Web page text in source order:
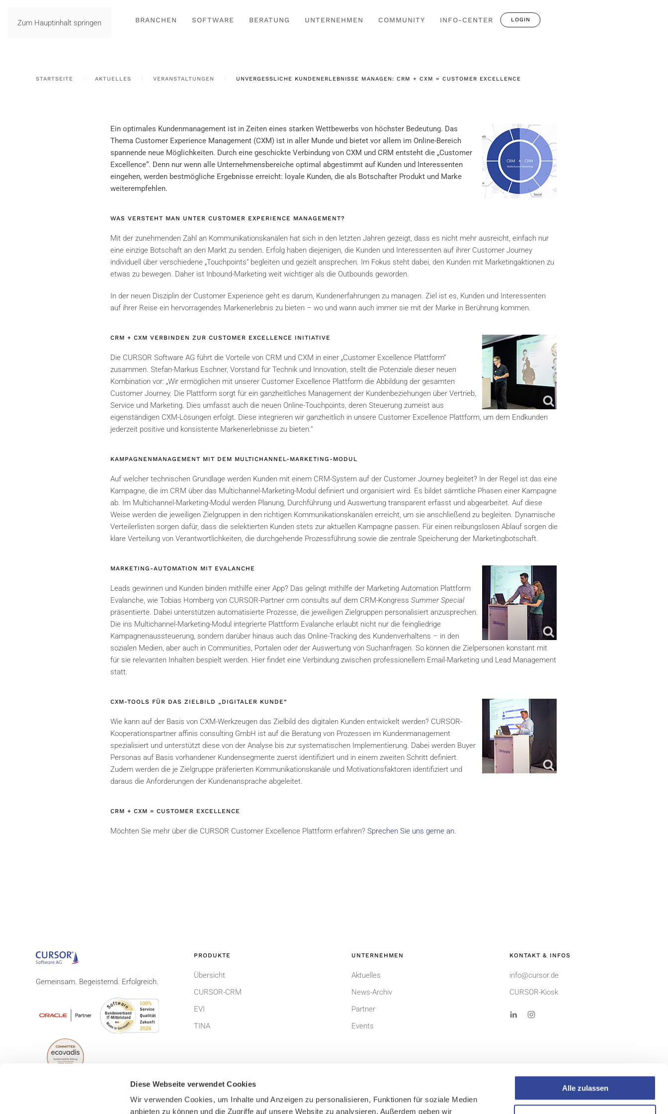
Diese Webseite verwendet Cookies
Wir verwenden Cookies, um Inhalte und Anzeigen zu personalisieren, Funktionen für soziale Medien
anbieten zu können und die Zugriffe auf unsere Website zu analysieren. Außerdem geben wir
Alle zulassen
Zum Hauptinhalt springen BRANCHEN SOFTWARE BERATUNG UNTERNEHMEN COMMUNITY INFO-CENTER LOGIN
STARTSEITE AKTUELLES VERANSTALTUNGEN UNVERGESSLICHE KUNDENERLEBNISSE MANAGEN: CRM + CXM = CUSTOMER EXCELLENCE
Ein optimales Kundenmanagement ist in Zeiten eines starken Wettbewerbs von höchster Bedeutung. Das
Thema Customer Experience Management (CXM) ist in aller Munde und bietet vor allem im Online-Bereich
spannende neue Möglichkeiten. Durch eine geschickte Verbindung von CXM und CRM entsteht die „Customer
Excellence“. Denn nur wenn alle Unternehmensbereiche optimal abgestimmt auf Kunden und Interessenten
eingehen, werden bestmögliche Ergebnisse erreicht: loyale Kunden, die als Botschafter Produkt und Marke
weiterempfehlen.
WAS VERSTEHT MAN UNTER CUSTOMER EXPERIENCE MANAGEMENT?
Mit der zunehmenden Zahl an Kommunikationskanälen hat sich in den letzten Jahren gezeigt, dass es nicht mehr ausreicht, einfach nur
eine einzige Botschaft an den Markt zu senden. Erfolg haben diejenigen, die Kunden und Interessenten auf ihrer Customer Journey
individuell über verschiedene „Touchpoints“ begleiten und gezielt ansprechen. Im Fokus steht dabei, den Kunden mit Marketingaktionen zu
etwas zu bewegen. Daher ist Inbound-Marketing weit wichtiger als die Outbounds geworden.
In der neuen Disziplin der Customer Experience geht es darum, Kundenerfahrungen zu managen. Ziel ist es, Kunden und Interessenten
auf ihrer Reise ein hervorragendes Markenerlebnis zu bieten – wo und wann auch immer sie mit der Marke in Berührung kommen.
CRM + CXM VERBINDEN ZUR CUSTOMER EXCELLENCE INITIATIVE
Die CURSOR Software AG führt die Vorteile von CRM und CXM in einer „Customer Excellence Plattform“
zusammen. Stefan-Markus Eschner, Vorstand für Technik und Innovation, stellt die Potenziale dieser neuen
Kombination vor: „Wir ermöglichen mit unserer Customer Excellence Plattform die Abbildung der gesamten
Customer Journey. Die Plattform sorgt für ein ganzheitliches Management der Kundenbeziehungen über Vertrieb,
Service und Marketing. Dies umfasst auch die neuen Online-Touchpoints, deren Steuerung zumeist aus
eigenständigen CXM-Lösungen erfolgt. Diese integrieren wir ganzheitlich in unsere Customer Excellence Plattform, um dem Endkunden
jederzeit positive und konsistente Markenerlebnisse zu bieten.“
KAMPAGNENMANAGEMENT MIT DEM MULTICHANNEL-MARKETING-MODUL
Auf welcher technischen Grundlage werden Kunden mit einem CRM-System auf der Customer Journey begleitet? In der Regel ist das eine
Kampagne, die im CRM über das Multichannel-Marketing-Modul definiert und organisiert wird. Es bildet sämtliche Phasen einer Kampagne
ab. Im Multichannel-Marketing-Modul werden Planung, Durchführung und Auswertung transparent erfasst und abgearbeitet. Auf diese
Weise werden die jeweiligen Zielgruppen in den richtigen Kommunikationskanälen erreicht, um sie anschließend zu begleiten. Dynamische
Verteilerlisten sorgen dafür, dass die selektierten Kunden stets zur aktuellen Kampagne passen. Für einen reibungslosen Ablauf sorgen die
klare Verteilung von Verantwortlichkeiten, die durchgehende Prozessführung sowie die zentrale Speicherung der Marketingbotschaft.
MARKETING-AUTOMATION MIT EVALANCHE
Leads gewinnen und Kunden binden mithilfe einer App? Das gelingt mithilfe der Marketing Automation Plattform
Evalanche, wie Tobias Homberg von CURSOR-Partner crm consults auf dem CRM-Kongress Summer Special
präsentierte. Dabei unterstützen automatisierte Prozesse, die jeweiligen Zielgruppen personalisiert anzusprechen.
Die ins Multichannel-Marketing-Modul integrierte Plattform Evalanche erlaubt nicht nur die feingliedrige
Kampagnenaussteuerung, sondern darüber hinaus auch das Online-Tracking des Kundenverhaltens – in den
sozialen Medien, aber auch in Communities, Portalen oder der Auswertung von Suchanfragen. So können die Zielpersonen konstant mit
für sie relevanten Inhalten bespielt werden. Hier findet eine Verbindung zwischen professionellem Email-Marketing und Lead Management
statt.
CXM-TOOLS FÜR DAS ZIELBILD „DIGITALER KUNDE“
Wie kann auf der Basis von CXM-Werkzeugen das Zielbild des digitalen Kunden entwickelt werden? CURSOR-
Kooperationspartner affinis consulting GmbH ist auf die Beratung von Prozessen im Kundenmanagement
spezialisiert und unterstützt diese von der Analyse bis zur systematischen Implementierung. Dabei werden Buyer
Personas auf Basis vorhandener Kundensegmente zuerst identifiziert und in einem zweiten Schritt definiert.
Zudem werden die je Zielgruppe präferierten Kommunikationskanäle und Motivationsfaktoren identifiziert und
daraus die Anforderungen der Kundenansprache abgeleitet.
CRM + CXM = CUSTOMER EXCELLENCE
Möchten Sie mehr über die CURSOR Customer Excellence Plattform erfahren? Sprechen Sie uns gerne an.
Gemeinsam. Begeisternd. Erfolgreich.
PRODUKTE
Übersicht
CURSOR-CRM
EVI
TINA
UNTERNEHMEN
Aktuelles
News-Archiv
Partner
Events
KONTAKT & INFOS
info@cursor.de
CURSOR-Kiosk